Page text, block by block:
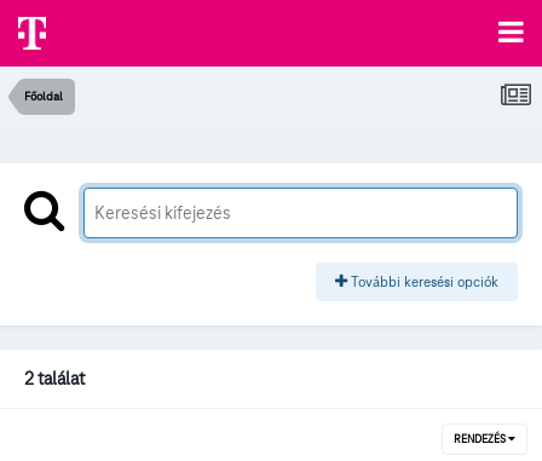
Főoldal
További keresési opciók
2 találat
RENDEZÉS